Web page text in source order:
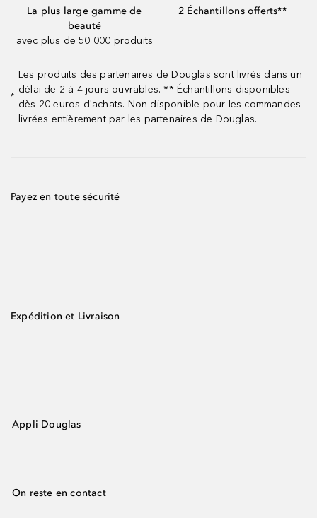
La plus large gamme de
beauté
avec plus de 50 000 produits
2 Échantillons offerts**
*
Les produits des partenaires de Douglas sont livrés dans un
délai de 2 à 4 jours ouvrables. ** Échantillons disponibles
dès 20 euros d'achats. Non disponible pour les commandes
livrées entièrement par les partenaires de Douglas.
Payez en toute sécurité
Expédition et Livraison
Appli Douglas
On reste en contact